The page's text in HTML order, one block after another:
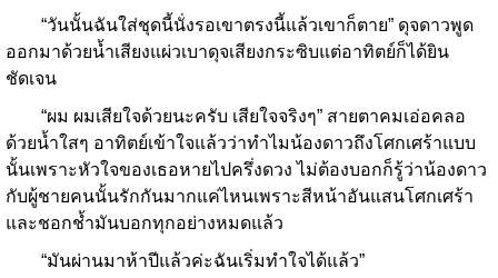
“วันนั้นฉันใส่ชุดนี้นั่งรอเขาตรงนี้แล้วเขาก็ตาย” ดุจดาวพูด
ออกมาด้วยน้ำเสียงแผ่วเบาดุจเสียงกระซิบแต่อาทิตย์ก็ได้ยิน
ชัดเจน
“ผม ผมเสียใจด้วยนะครับ เสียใจจริงๆ” สายตาคมเอ่อคลอ
ด้วยน้ำใสๆ อาทิตย์เข้าใจแล้วว่าทำไมน้องดาวถึงโศกเศร้าแบบ
นั้นเพราะหัวใจของเธอหายไปครึ่งดวง ไม่ต้องบอกก็รู้ว่าน้องดาว
กับผู้ชายคนนั้นรักกันมากแค่ไหนเพราะสีหน้าอันแสนโศกเศร้า
และชอกช้ำมันบอกทุกอย่างหมดแล้ว
“มันผ่านมาห้าปีแล้วค่ะฉันเริ่มทำใจได้แล้ว”